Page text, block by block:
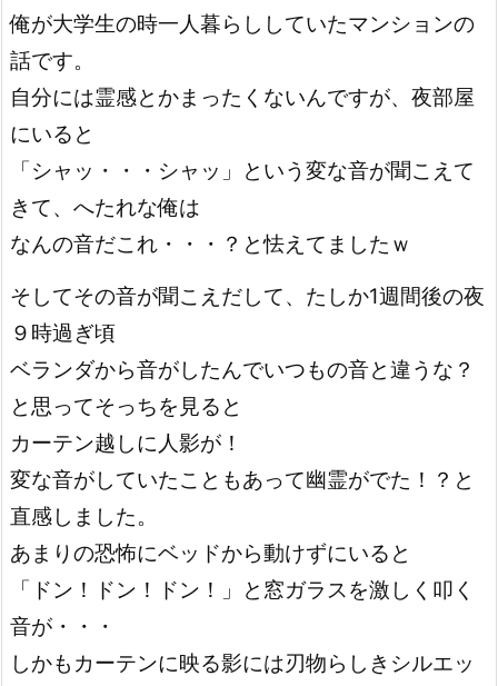
俺が大学生の時一人暮らししていたマンションの
話です。
自分には霊感とかまったくないんですが、夜部屋
にいると
「シャッ・・・シャッ」という変な音が聞こえて
きて、へたれな俺は
なんの音だこれ・・・？と怯えてましたｗ
そしてその音が聞こえだして、たしか1週間後の夜
９時過ぎ頃
ベランダから音がしたんでいつもの音と違うな？
と思ってそっちを見ると
カーテン越しに人影が！
変な音がしていたこともあって幽霊がでた！？と
直感しました。
あまりの恐怖にベッドから動けずにいると
「ドン！ドン！ドン！」と窓ガラスを激しく叩く
音が・・・
しかもカーテンに映る影には刃物らしきシルエッ